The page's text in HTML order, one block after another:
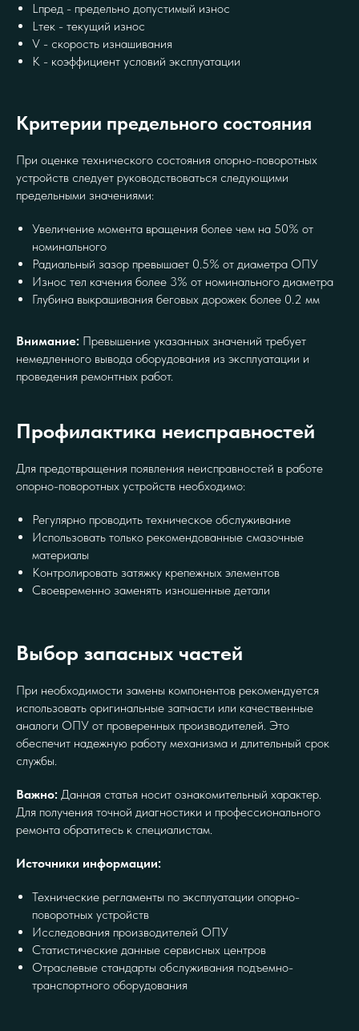
Lпред - предельно допустимый износ
Lтек - текущий износ
V - скорость изнашивания
K - коэффициент условий эксплуатации
Критерии предельного состояния
При оценке технического состояния опорно-поворотных
устройств следует руководствоваться следующими
предельными значениями:
Увеличение момента вращения более чем на 50% от
номинального
Радиальный зазор превышает 0.5% от диаметра ОПУ
Износ тел качения более 3% от номинального диаметра
Глубина выкрашивания беговых дорожек более 0.2 мм
Внимание: Превышение указанных значений требует
немедленного вывода оборудования из эксплуатации и
проведения ремонтных работ.
Профилактика неисправностей
Для предотвращения появления неисправностей в работе
опорно-поворотных устройств необходимо:
Регулярно проводить техническое обслуживание
Использовать только рекомендованные смазочные
материалы
Контролировать затяжку крепежных элементов
Своевременно заменять изношенные детали
Выбор запасных частей
При необходимости замены компонентов рекомендуется
использовать оригинальные запчасти или качественные
аналоги ОПУ от проверенных производителей. Это
обеспечит надежную работу механизма и длительный срок
службы.
Важно: Данная статья носит ознакомительный характер.
Для получения точной диагностики и профессионального
ремонта обратитесь к специалистам.
Источники информации:
Технические регламенты по эксплуатации опорно-
поворотных устройств
Исследования производителей ОПУ
Статистические данные сервисных центров
Отраслевые стандарты обслуживания подъемно-
транспортного оборудования